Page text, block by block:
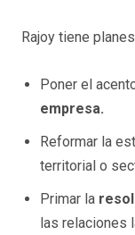
Rajoy tiene
Poner el
empresa.
Reformar la
territorial o
Primar la
las relaciones